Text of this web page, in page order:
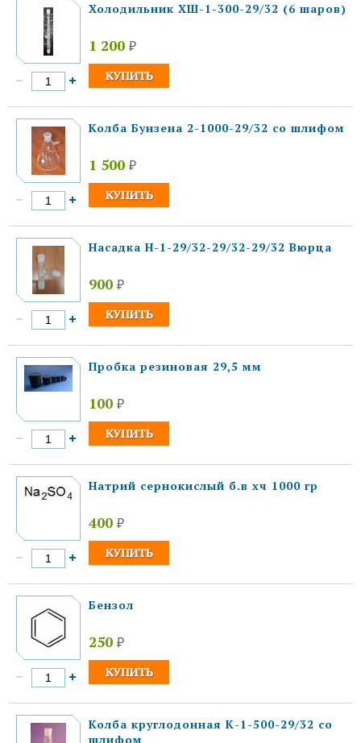
Холодильник ХШ-1-300-29/32 (6 шаров)
1 200 ₽
Колба Бунзена 2-1000-29/32 со шлифом
1 500 ₽
Насадка Н-1-29/32-29/32-29/32 Вюрца
900 ₽
Пробка резиновая 29,5 мм
100 ₽
Натрий сернокислый б.в хч 1000 гр
400 ₽
Бензол
250 ₽
Колба круглодонная К-1-500-29/32 со
шлифом